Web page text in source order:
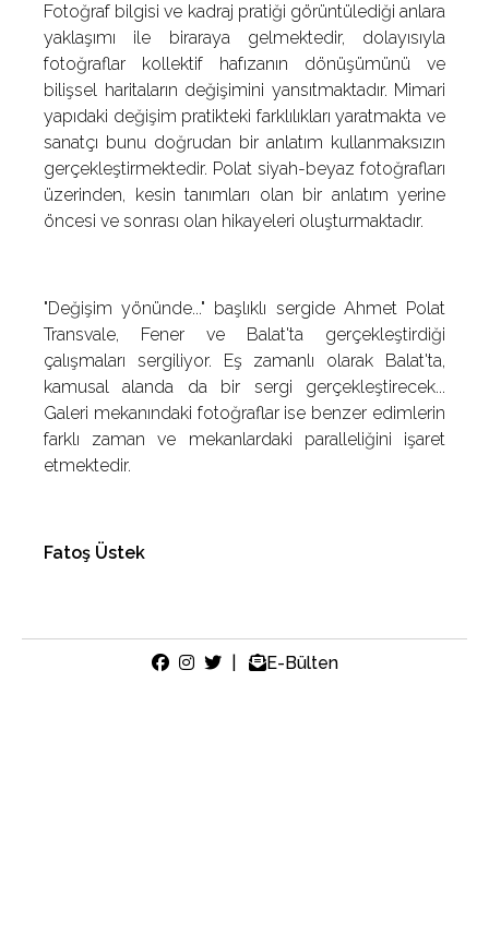
Fotoğraf bilgisi ve kadraj pratiği görüntülediği anlara
yaklaşımı ile biraraya gelmektedir, dolayısıyla
fotoğraflar kollektif hafızanın dönüşümünü ve
bilişsel haritaların değişimini yansıtmaktadır. Mimari
yapıdaki değişim pratikteki farklılıkları yaratmakta ve
sanatçı bunu doğrudan bir anlatım kullanmaksızın
gerçekleştirmektedir. Polat siyah-beyaz fotoğrafları
üzerinden, kesin tanımları olan bir anlatım yerine
öncesi ve sonrası olan hikayeleri oluşturmaktadır.
"Değişim yönünde..." başlıklı sergide Ahmet Polat
Transvale, Fener ve Balat'ta gerçekleştirdiği
çalışmaları sergiliyor. Eş zamanlı olarak Balat'ta,
kamusal alanda da bir sergi gerçekleştirecek...
Galeri mekanındaki fotoğraflar ise benzer edimlerin
farklı zaman ve mekanlardaki paralleliğini işaret
etmektedir.
Fatoş Üstek
E-Bülten